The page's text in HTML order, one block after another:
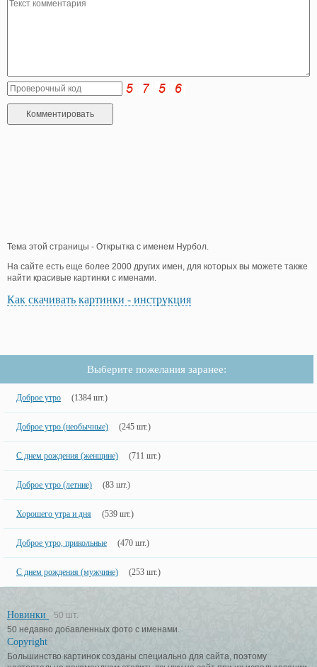
Тема этой страницы - Открытка с именем Нурбол.
На сайте есть еще более 2000 других имен, для которых вы можете также
найти красивые картинки с именами.
Как скачивать картинки - инструкция
Выберите пожелания заранее:
Доброе утро (1384 шт.)
Доброе утро (необычные) (245 шт.)
С днем рождения (женщине) (711 шт.)
Доброе утро (летние) (83 шт.)
Хорошего утра и дня (539 шт.)
Доброе утро, прикольные (470 шт.)
С днем рождения (мужчине) (253 шт.)
Новинки
50 шт.
50 недавно добавленных фото с именами.
Copyright
Большинство картинок созданы специально для сайта, поэтому